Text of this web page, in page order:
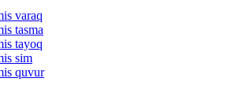
varaq
tasma
tayoq
sim
quvur